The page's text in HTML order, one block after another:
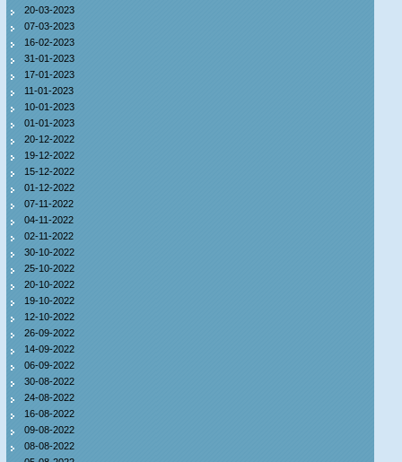
20-03-2023
07-03-2023
16-02-2023
31-01-2023
17-01-2023
11-01-2023
10-01-2023
01-01-2023
20-12-2022
19-12-2022
15-12-2022
01-12-2022
07-11-2022
04-11-2022
02-11-2022
30-10-2022
25-10-2022
20-10-2022
19-10-2022
12-10-2022
26-09-2022
14-09-2022
06-09-2022
30-08-2022
24-08-2022
16-08-2022
09-08-2022
08-08-2022